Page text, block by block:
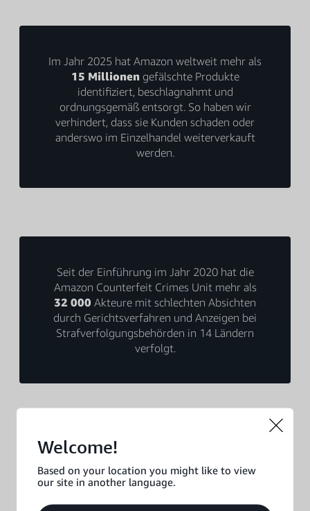
Im Jahr 2025 hat Amazon weltweit mehr als
15 Millionen gefälschte Produkte
identifiziert, beschlagnahmt und
ordnungsgemäß entsorgt. So haben wir
verhindert, dass sie Kunden schaden oder
anderswo im Einzelhandel weiterverkauft
werden.
Seit der Einführung im Jahr 2020 hat die
Amazon Counterfeit Crimes Unit mehr als
32 000 Akteure mit schlechten Absichten
durch Gerichtsverfahren und Anzeigen bei
Strafverfolgungsbehörden in 14 Ländern
verfolgt.
Aktuelle Neuigkeiten
Welcome!
Based on your location you might like to view
our site in another language.